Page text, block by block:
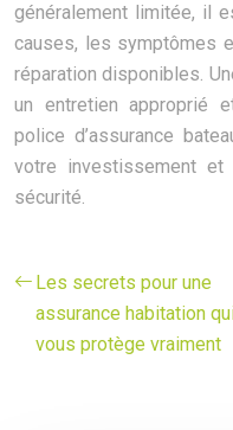
généralement limitée, il
causes, les symptômes
réparation disponibles.
un entretien approprié
police d’assurance
votre investissement
sécurité.
Les secrets pour une
assurance habitation
vous protège vraiment